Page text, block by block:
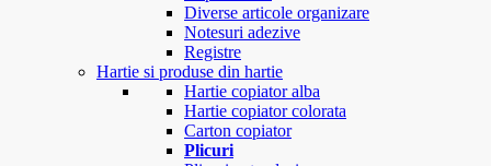
Diverse articole organizare
Notesuri adezive
Registre
Hartie si produse din hartie
Hartie copiator alba
Hartie copiator colorata
Carton copiator
Plicuri